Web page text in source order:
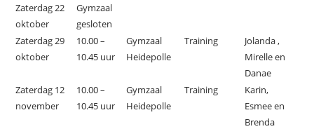
Zaterdag 22
oktober
Gymzaal
gesloten
Zaterdag 29
oktober
10.00 –
10.45 uur
Gymzaal
Heidepolle
Training
Jolanda ,
Mirelle en
Danae
Zaterdag 12
november
10.00 –
10.45 uur
Gymzaal
Heidepolle
Training
Karin,
Esmee en
Brenda